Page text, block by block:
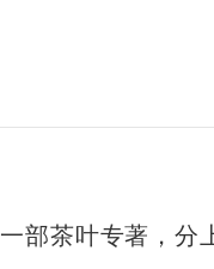
茶叶专著，分